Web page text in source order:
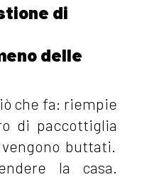
di
delle
che fa: riempie
di paccottiglia
buttati.
la casa.